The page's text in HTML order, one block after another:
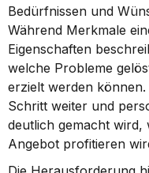
Bedürfnissen und
Während Merkmale
Eigenschaften
welche Probleme
erzielt werden
Schritt weiter und
deutlich gemacht wird,
Angebot profitieren